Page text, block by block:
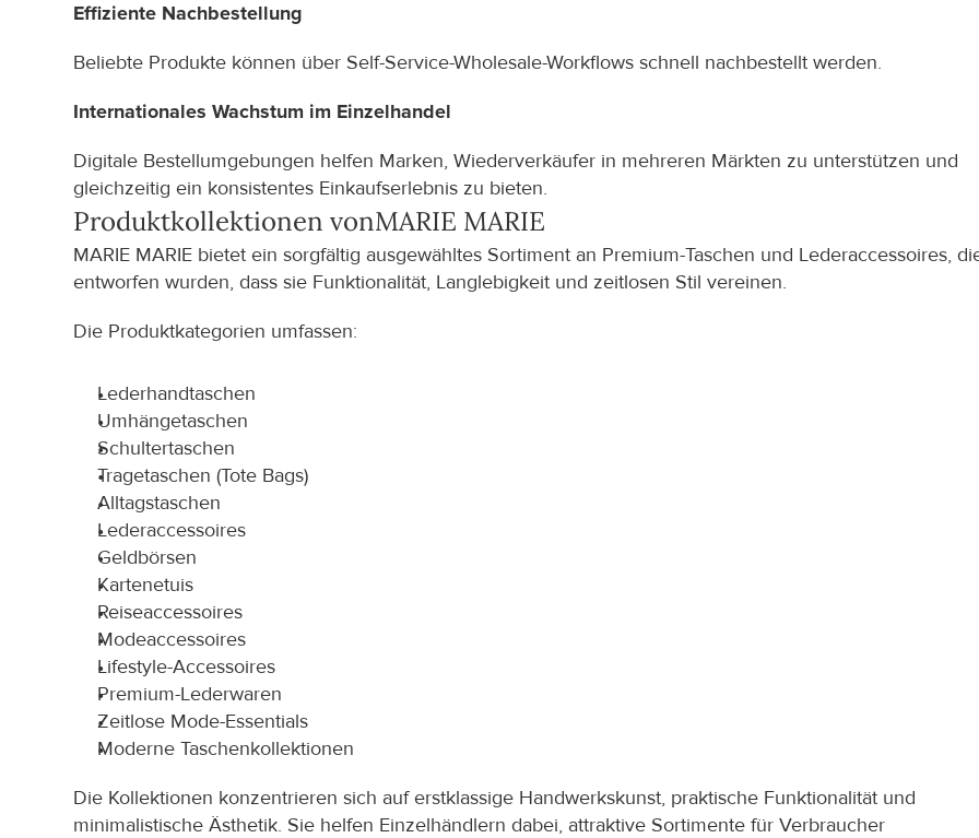
Effiziente Nachbestellung
Beliebte Produkte können über Self-Service-Wholesale-Workflows schnell nachbestellt werden.
Internationales Wachstum im Einzelhandel
Digitale Bestellumgebungen helfen Marken, Wiederverkäufer in mehreren Märkten zu unterstützen und
gleichzeitig ein konsistentes Einkaufserlebnis zu bieten.
Produktkollektionen vonMARIE MARIE
MARIE MARIE bietet ein sorgfältig ausgewähltes Sortiment an Premium-Taschen und Lederaccessoires,
entworfen wurden, dass sie Funktionalität, Langlebigkeit und zeitlosen Stil vereinen.
Die Produktkategorien umfassen:
Lederhandtaschen
Umhängetaschen
Schultertaschen
Tragetaschen (Tote Bags)
Alltagstaschen
Lederaccessoires
Geldbörsen
Kartenetuis
Reiseaccessoires
Modeaccessoires
Lifestyle-Accessoires
Premium-Lederwaren
Zeitlose Mode-Essentials
Moderne Taschenkollektionen
Die Kollektionen konzentrieren sich auf erstklassige Handwerkskunst, praktische Funktionalität und
minimalistische Ästhetik. Sie helfen Einzelhändlern dabei, attraktive Sortimente für Verbraucher